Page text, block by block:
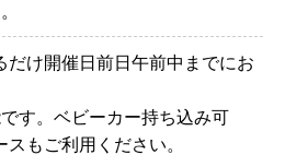
け開催日前日午前中までにお
す。ベビーカー持ち込み可
もご利用ください。